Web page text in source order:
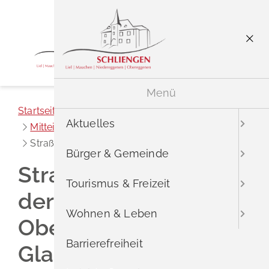
Startseite
Aktuelles
Mitteilungen der Gemeindeverwaltung
Straßensperrung Bürgler Str.
Straßensperrung in
der Bürgler Straße in
Obereggenen wegen
Glasfaserausbau
Menü
Aktuelles
Bürger & Gemeinde
Tourismus & Freizeit
Wohnen & Leben
Barrierefreiheit